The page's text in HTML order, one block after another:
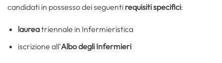
candidati in possesso dei seguenti requisiti specifici:
laureatriennale in Infermieristica
iscrizione all’Albo degli Infermieri